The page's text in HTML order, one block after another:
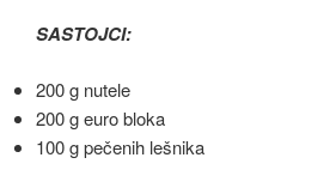
SASTOJCI:
200 g nutele
200 g euro bloka
100 g pečenih lešnika